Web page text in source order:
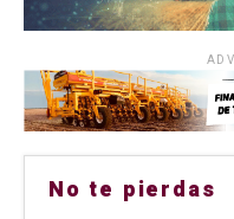
No te pierdas